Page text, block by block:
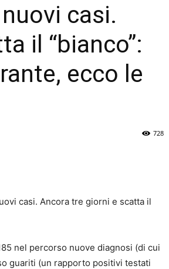
casi.
il “bianco”:
ecco le
728
casi. Ancora tre giorni e scatta il
nel percorso nuove diagnosi (di cui
guariti (un rapporto positivi testati